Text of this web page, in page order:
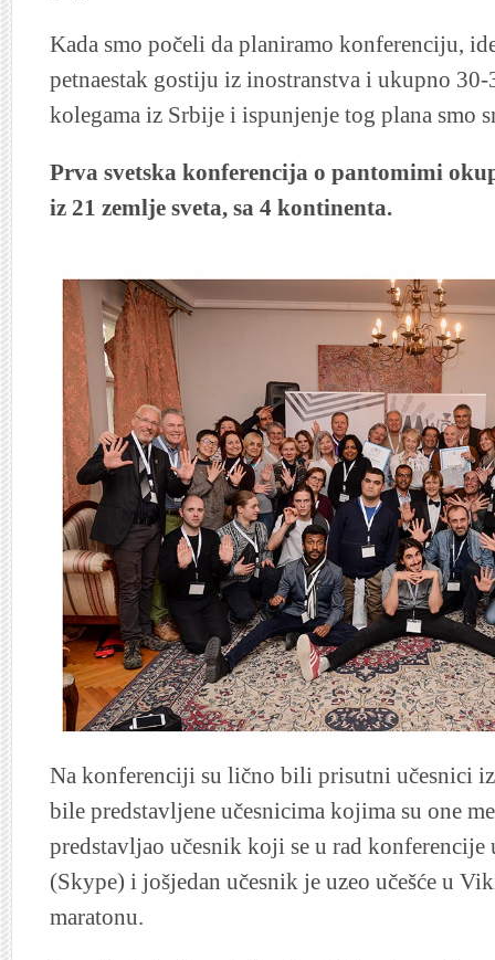
Kada smo počeli da planiramo konferenciju,
petnaestak gostiju iz inostranstva i ukupno 30-
kolegama iz Srbije i ispunjenje tog plana smo
Prva svetska konferencija o pantomimi
iz 21 zemlje sveta, sa 4 kontinenta.
Na konferenciji su lično bili prisutni učesnici iz
bile predstavljene učesnicima kojima su one
predstavljao učesnik koji se u rad
(Skype) i jošjedan učesnik je uzeo učešće u
maratonu.